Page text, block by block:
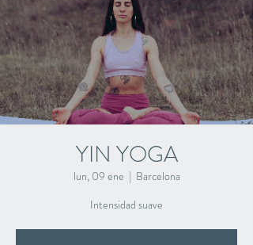
YIN YOGA
lun, 09 ene
  |
Barcelona
Intensidad suave